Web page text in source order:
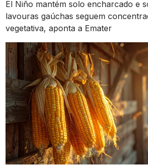
El Niño mantém solo encharcado e
lavouras gaúchas seguem
vegetativa, aponta a Emater